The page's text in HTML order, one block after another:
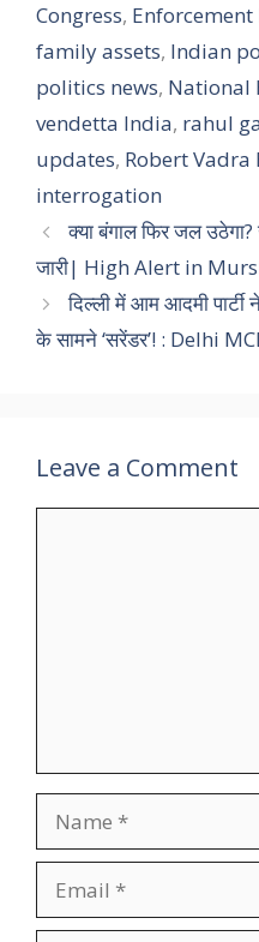
Congress,
family assets, Indian
politics news, National
vendetta India, rahul
updates, Robert Vadra
interrogation
क्या बंगाल फिर जल
जारी| High Alert in
दिल्ली में आम आदमी
के सामने ‘सरेंडर’! : Delhi
Leave a Comment